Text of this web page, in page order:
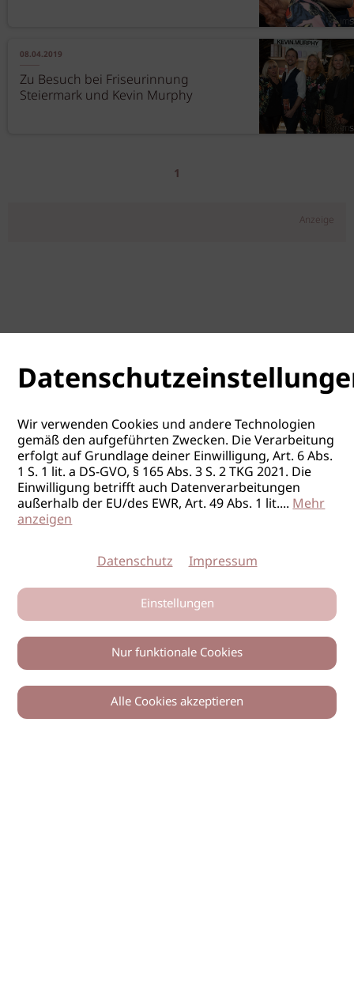
08.04.2019
Zu Besuch bei Friseurinnung
Steiermark und Kevin Murphy
1
Anzeige
Wir verwenden Cookies und andere Technologien
gemäß den aufgeführten Zwecken. Die Verarbeitung
erfolgt auf Grundlage deiner Einwilligung, Art. 6 Abs.
1 S. 1 lit. a DS-GVO, § 165 Abs. 3 S. 2 TKG 2021. Die
Einwilligung betrifft auch Datenverarbeitungen
außerhalb der EU/des EWR, Art. 49 Abs. 1 lit....Mehr
anzeigen
Datenschutz Impressum
Einstellungen
Nur funktionale Cookies
Alle Cookies akzeptieren